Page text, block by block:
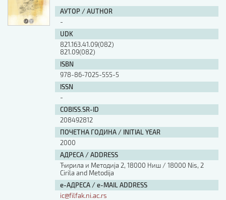
АУТОР / AUTHOR
-
UDK
821.163.41.09(082)
821.09(082)
ISBN
978-86-7025-555-5
ISSN
-
COBISS.SR-ID
208492812
ПОЧЕТНА ГОДИНА / INITIAL YEAR
2000
АДРЕСА / ADDRESS
Ћирила и Методија 2, 18000 Ниш / 18000 Nis, 2
Cirila and Metodija
е-АДРЕСА / e-MAIL ADDRESS
ic@filfak.ni.ac.rs